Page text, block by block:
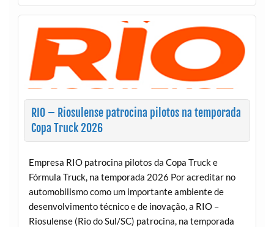
RIO – Riosulense patrocina pilotos na temporada
Copa Truck 2026
Empresa RIO patrocina pilotos da Copa Truck e
Fórmula Truck, na temporada 2026 Por acreditar no
automobilismo como um importante ambiente de
desenvolvimento técnico e de inovação, a RIO –
Riosulense (Rio do Sul/SC) patrocina, na temporada